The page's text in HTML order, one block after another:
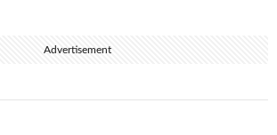
Advertisement